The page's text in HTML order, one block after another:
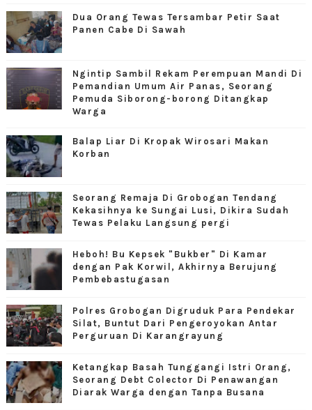
Dua Orang Tewas Tersambar Petir Saat
Panen Cabe Di Sawah
Ngintip Sambil Rekam Perempuan Mandi Di
Pemandian Umum Air Panas, Seorang
Pemuda Siborong-borong Ditangkap
Warga
Balap Liar Di Kropak Wirosari Makan
Korban
Seorang Remaja Di Grobogan Tendang
Kekasihnya ke Sungai Lusi, Dikira Sudah
Tewas Pelaku Langsung pergi
Heboh! Bu Kepsek "Bukber" Di Kamar
dengan Pak Korwil, Akhirnya Berujung
Pembebastugasan
Polres Grobogan Digruduk Para Pendekar
Silat, Buntut Dari Pengeroyokan Antar
Perguruan Di Karangrayung
Ketangkap Basah Tunggangi Istri Orang,
Seorang Debt Colector Di Penawangan
Diarak Warga dengan Tanpa Busana